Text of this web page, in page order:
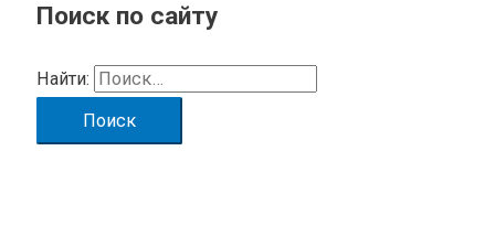
Поиск по сайту
Найти: